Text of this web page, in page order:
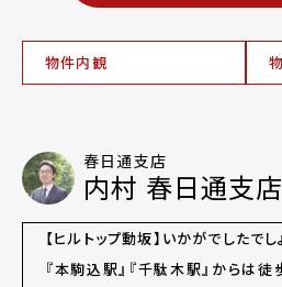
物件内観
春日通支店
内村 春日通支
【ヒルトップ動坂】いかがでしたでし
『本駒込駅』『千駄木駅』からは